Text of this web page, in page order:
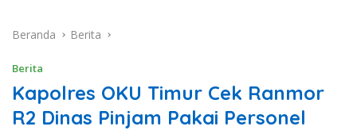
Beranda Berita
Berita
Kapolres OKU Timur Cek Ranmor
R2 Dinas Pinjam Pakai Personel